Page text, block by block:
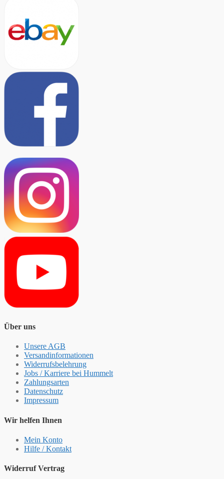
Über uns
Unsere AGB
Versandinformationen
Widerrufsbelehrung
Jobs / Karriere bei Hummelt
Zahlungsarten
Datenschutz
Impressum
Wir helfen Ihnen
Mein Konto
Hilfe / Kontakt
Widerruf Vertrag